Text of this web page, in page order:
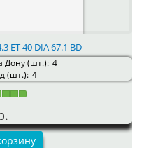
ET 40 DIA 67.1 BD
Дону (шт.): 4
(шт.): 4